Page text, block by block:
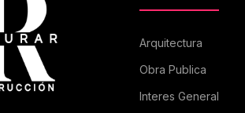
Arquitectura
Obra Publica
Interes General